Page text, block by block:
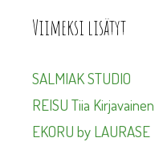
Viimeksi lisätyt
SALMIAK STUDIO
REISU Tiia Kirjavainen
EKORU by LAURASE